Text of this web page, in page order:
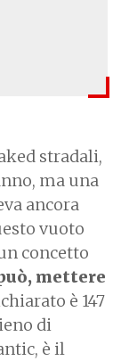
stradali,
ma una
ancora
vuoto
concetto
mettere
è 147
di
è il